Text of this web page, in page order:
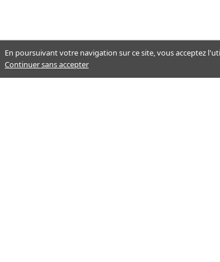
En poursuivant votre navigation sur ce site, vous acceptez
Continuer sans accepter